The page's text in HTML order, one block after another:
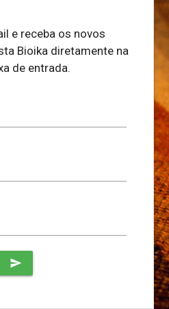
e receba os novos
Bioika diretamente na
de entrada.
send